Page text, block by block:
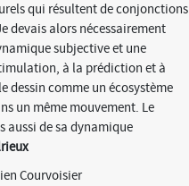
qui résultent de conjonctions
devais alors nécessairement
subjective et une
à la prédiction et à
dessin comme un écosystème
un même mouvement. Le
aussi de sa dynamique
Courvoisier